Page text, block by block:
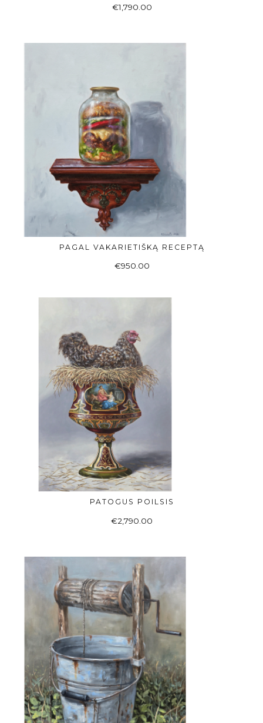
€1,790.00
Į KREPŠELĮ
PAGAL VAKARIETIŠKĄ RECEPTĄ
€950.00
Į KREPŠELĮ
PATOGUS POILSIS
€2,790.00